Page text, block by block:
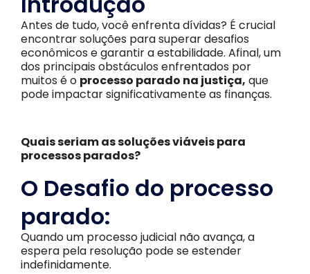
Antes de tudo, você enfrenta dívidas? É crucial
encontrar soluções para superar desafios
econômicos e garantir a estabilidade. Afinal, um
dos principais obstáculos enfrentados por
muitos é o processo parado na justiça, que
pode impactar significativamente as finanças.
Quais seriam as soluções viáveis para
processos parados?
O Desafio do processo
parado:
Quando um processo judicial não avança, a
espera pela resolução pode se estender
indefinidamente.